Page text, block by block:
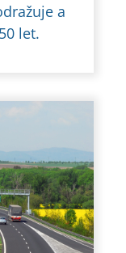
a
let.